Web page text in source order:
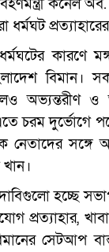
কর্নেল
ধর্মঘট
কারণে
বিমান।
অভ্যন্তরীণ ও
চরম দুর্ভোগে পড়ে
নেতাদের
খান।
হচ্ছে
প্রত্যাহার,
সেটআপ